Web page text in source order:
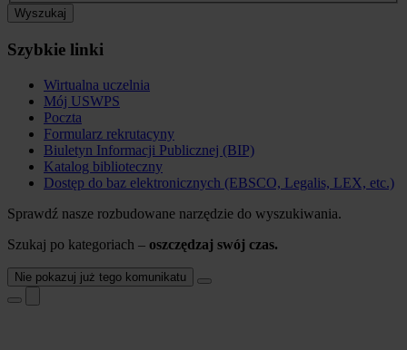
Wyszukaj
Szybkie linki
Wirtualna uczelnia
Mój USWPS
Poczta
Formularz rekrutacyny
Biuletyn Informacji Publicznej (BIP)
Katalog biblioteczny
Dostęp do baz elektronicznych (EBSCO, Legalis, LEX, etc.)
Sprawdź nasze rozbudowane narzędzie do wyszukiwania.
Szukaj po kategoriach – oszczędzaj swój czas.
Nie pokazuj już tego komunikatu